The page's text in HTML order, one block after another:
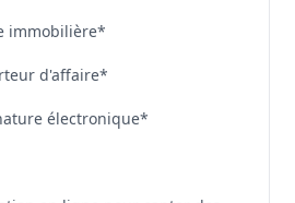
immobilière*
d'affaire*
électronique*